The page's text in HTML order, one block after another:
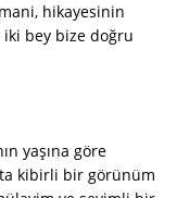
hikayesinin
bey bize doğru
yaşına göre
kibirli bir görünüm